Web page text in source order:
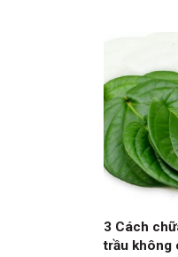
3 Cách
trầu không